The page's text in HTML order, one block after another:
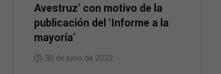
Avestruz’ con motivo de la
publicación del ‘Informe a la
mayoría’
30 de junio de 2022